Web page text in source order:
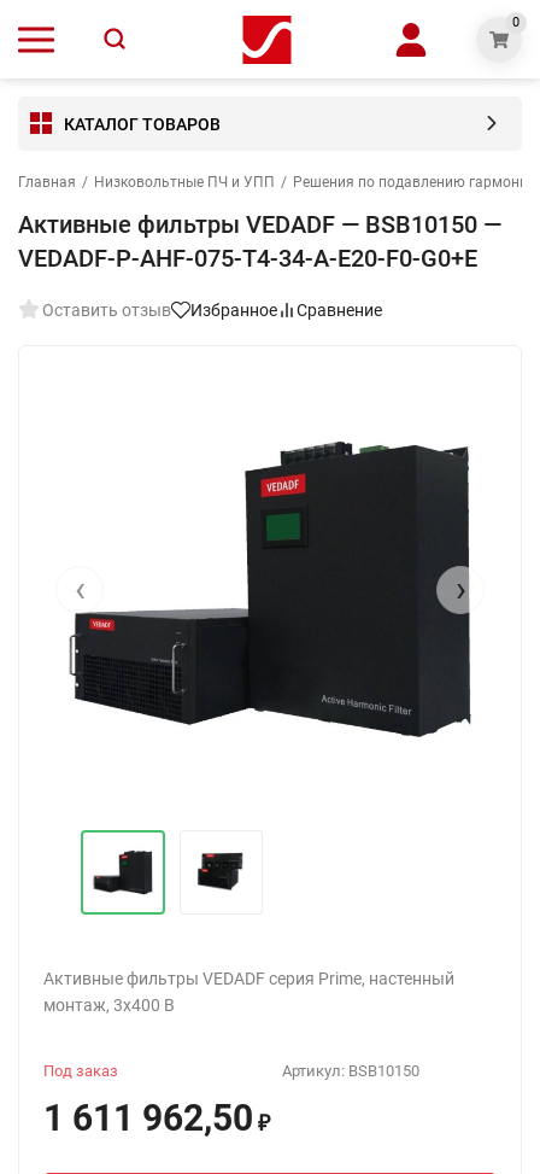
0
КАТАЛОГ ТОВАРОВ
Главная / Низковольтные ПЧ и УПП / Решения по подавлению
Активные фильтры VEDADF — BSB10150 —
VEDADF-P-AHF-075-T4-34-A-E20-F0-G0+E
Оставить отзыв Избранное Сравнение
‹ ›
Активные фильтры VEDADF серия Prime, настенный
монтаж, 3х400 В
Артикул: BSB10150
Под заказ
1 611 962,50 ₽